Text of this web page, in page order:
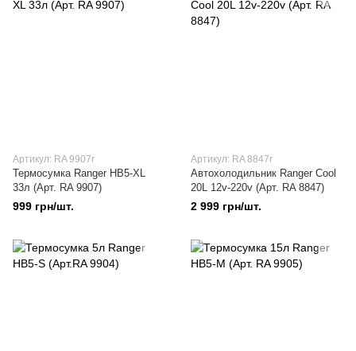
Артикул: RA 9907r
Термосумка Ranger HB5-XL
33л (Арт. RA 9907)
999 грн/шт.
Артикул: RA 8847r
Автохолодильник Ranger Cool
20L 12v-220v (Арт. RA 8847)
2 999 грн/шт.